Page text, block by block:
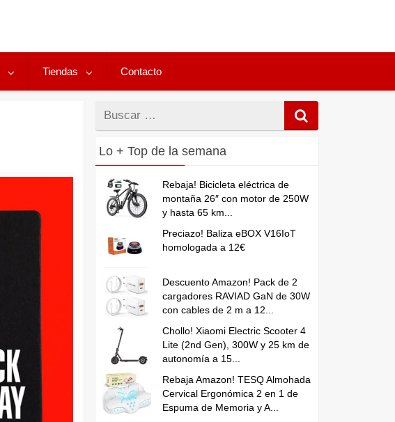
Tiendas Contacto
Buscar
por
Lo + Top de la semana
Rebaja! Bicicleta eléctrica de
montaña 26″ con motor de 250W
y hasta 65 km...
Preciazo! Baliza eBOX V16IoT
homologada a 12€
Descuento Amazon! Pack de 2
cargadores RAVIAD GaN de 30W
con cables de 2 m a 12...
Chollo! Xiaomi Electric Scooter 4
Lite (2nd Gen), 300W y 25 km de
autonomía a 15...
Rebaja Amazon! TESQ Almohada
Cervical Ergonómica 2 en 1 de
Espuma de Memoria y A...